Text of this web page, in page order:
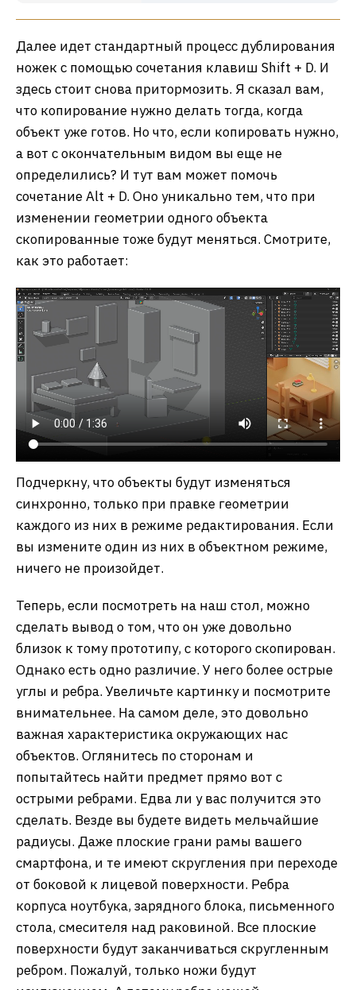
Далее идет стандартный процесс дублирования
ножек с помощью сочетания клавиш Shift + D. И
здесь стоит снова притормозить. Я сказал вам,
что копирование нужно делать тогда, когда
объект уже готов. Но что, если копировать нужно,
а вот с окончательным видом вы еще не
определились? И тут вам может помочь
сочетание Alt + D. Оно уникально тем, что при
изменении геометрии одного объекта
скопированные тоже будут меняться. Смотрите,
как это работает:
Подчеркну, что объекты будут изменяться
синхронно, только при правке геометрии
каждого из них в режиме редактирования. Если
вы измените один из них в объектном режиме,
ничего не произойдет.
Теперь, если посмотреть на наш стол, можно
сделать вывод о том, что он уже довольно
близок к тому прототипу, с которого скопирован.
Однако есть одно различие. У него более острые
углы и ребра. Увеличьте картинку и посмотрите
внимательнее. На самом деле, это довольно
важная характеристика окружающих нас
объектов. Оглянитесь по сторонам и
попытайтесь найти предмет прямо вот с
острыми ребрами. Едва ли у вас получится это
сделать. Везде вы будете видеть мельчайшие
радиусы. Даже плоские грани рамы вашего
смартфона, и те имеют скругления при переходе
от боковой к лицевой поверхности. Ребра
корпуса ноутбука, зарядного блока, письменного
стола, смесителя над раковиной. Все плоские
поверхности будут заканчиваться скругленным
ребром. Пожалуй, только ножи будут